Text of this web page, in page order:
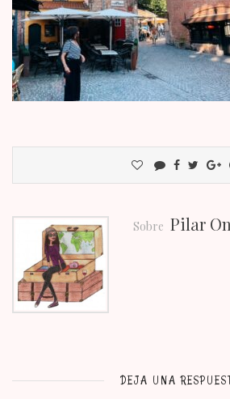
Sobre Pilar
DEJA UNA